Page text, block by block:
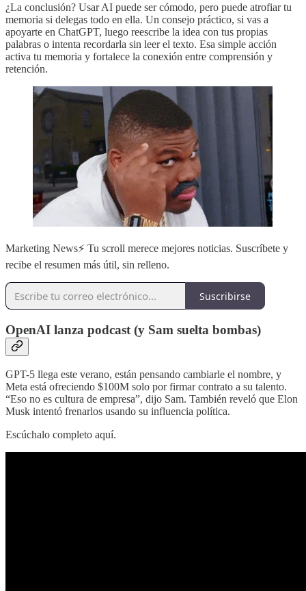
¿La conclusión? Usar AI puede ser cómodo, pero puede atrofiar tu
memoria si delegas todo en ella. Un consejo práctico, si vas a
apoyarte en ChatGPT, luego reescribe la idea con tus propias
palabras o intenta recordarla sin leer el texto. Esa simple acción
activa tu memoria y fortalece la conexión entre comprensión y
retención.
Marketing News⚡️ Tu scroll merece mejores noticias. Suscríbete y
recibe el resumen más útil, sin relleno.
Suscribirse
OpenAI lanza podcast (y Sam suelta bombas)
GPT-5 llega este verano, están pensando cambiarle el nombre, y
Meta está ofreciendo $100M solo por firmar contrato a su talento.
“Eso no es cultura de empresa”, dijo Sam. También reveló que Elon
Musk intentó frenarlos usando su influencia política.
Escúchalo completo aquí.